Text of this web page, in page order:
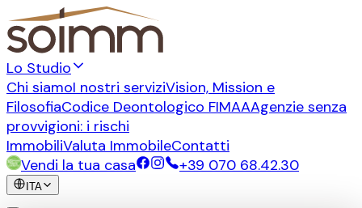
Lo Studio
Chi siamoI nostri serviziVision, Mission e
FilosofiaCodice Deontologico FIMAAAgenzie senza
provvigioni: i rischi
ImmobiliValuta ImmobileContatti
Vendi la tua casa
+39 070 68.42.30
ITA